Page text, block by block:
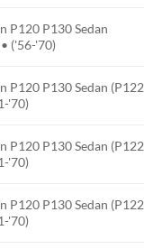
P120 P130 Sedan
('56-'70)
P120 P130 Sedan (P122
'70)
P120 P130 Sedan (P122
'70)
P120 P130 Sedan (P122
'70)